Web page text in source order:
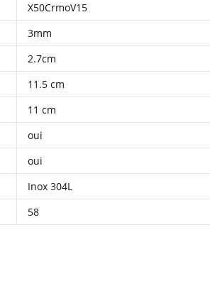
X50CrmoV15
3mm
2.7cm
11.5 cm
11 cm
oui
oui
Inox 304L
58